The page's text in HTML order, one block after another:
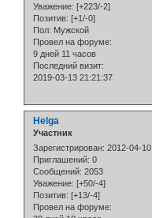
Уважение: [+223/-2]
Позитив: [+1/-0]
Пол: Мужской
Провел на форуме:
9 дней 11 часов
Последний визит:
2019-03-13 21:21:37
Helga
Участник
Зарегистрирован: 2012-04-10
Приглашений: 0
Сообщений: 2053
Уважение: [+50/-4]
Позитив: [+13/-4]
Провел на форуме: